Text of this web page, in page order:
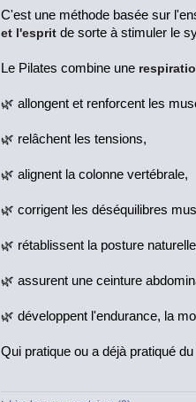
C'est une méthode basée sur
et l'esprit de sorte à stimuler le
Le Pilates combine une
🌿 allongent et renforcent les
🌿 relâchent les tensions,
🌿 alignent la colonne vertébrale,
🌿 corrigent les déséquilibres
🌿 rétablissent la posture
🌿 assurent une ceinture
🌿 développent l'endurance, la
Qui pratique ou a déjà pratiqué